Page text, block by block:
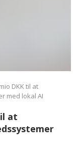
DKK til at
med lokal AI
at